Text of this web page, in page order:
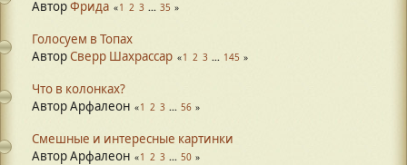
АвторФрида 1 2 3 ... 35
Голосуем в Топах
АвторСверр Шахрассар 1 2 3 ... 145
Что в колонках?
Автор Арфалеон
1 2 3 ... 56
Смешные и интересные картинки
Автор Арфалеон
1 2 3 ... 50